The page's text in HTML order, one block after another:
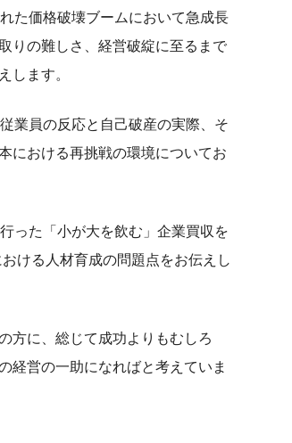
た価格破壊ブームにおいて急成長
りの難しさ、経営破綻に至るまで
ます。
業員の反応と自己破産の実際、そ
における再挑戦の環境についてお
った「小が大を飲む」企業買収を
ける人材育成の問題点をお伝えし
方に、総じて成功よりもむしろ
経営の一助になればと考えていま